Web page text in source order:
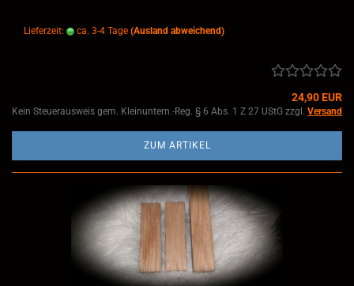
Lieferzeit: ca. 3-4 Tage (Ausland abweichend)
24,90 EUR
Kein Steuerausweis gem. Kleinuntern.-Reg. § 6 Abs. 1 Z 27 UStG zzgl. Versand
ZUM ARTIKEL